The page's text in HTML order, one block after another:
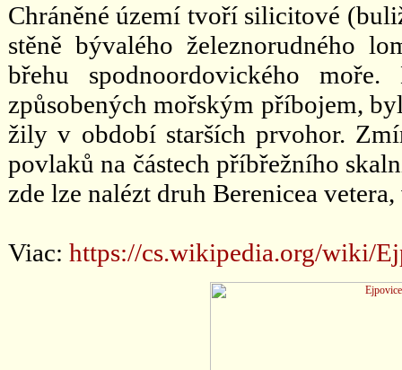
Chráněné území tvoří silicitové
stěně bývalého železnorudného
břehu spodnoordovického
způsobených mořským příbojem,
žily v období starších prvohor.
povlaků na částech příbřežního
zde lze nalézt druh Berenicea
Viac: https://cs.wikipedia.org/wiki/